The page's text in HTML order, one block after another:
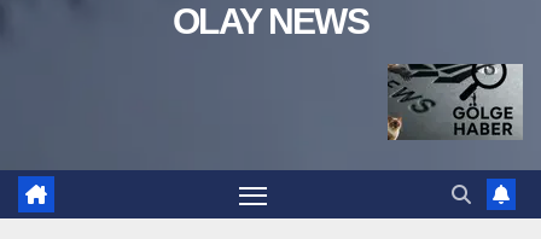
OLAY NEWS